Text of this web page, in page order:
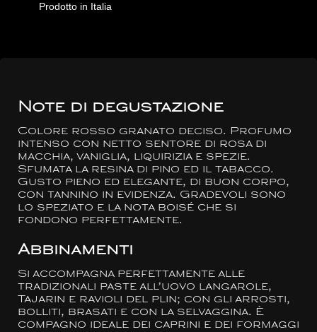
Prodotto in Italia
Note di degustazione
Colore rosso granato deciso. Profumo
intenso con netto sentore di rosa di
macchia, vaniglia, liquirizia e spezie.
Sfumata la resina di pino ed il tabacco.
Gusto pieno ed elegante, di buon corpo,
con tannino in evidenza. Gradevoli sono
lo speziato e la nota boisé che si
fondono perfettamente.
Abbinamenti
Si accompagna perfettamente alle
tradizionali paste all’uovo langarole,
Tajarin e ravioli del plin; con gli arrosti,
bolliti, brasati e con la selvaggina. È
compagno ideale dei caprini e dei formaggi